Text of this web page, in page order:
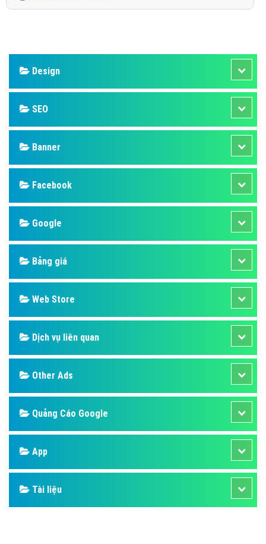
Design
SEO
Banner
Facebook
Google